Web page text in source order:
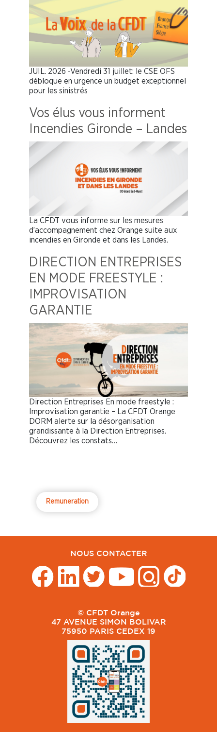
JUIL. 2026 -Vendredi 31 juillet: le CSE OFS
débloque en urgence un budget exceptionnel
pour les sinistrés
Vos élus vous informent
Incendies Gironde – Landes
La CFDT vous informe sur les mesures
d’accompagnement chez Orange suite aux
incendies en Gironde et dans les Landes.
DIRECTION ENTREPRISES
EN MODE FREESTYLE :
IMPROVISATION
GARANTIE
Direction Entreprises En mode freestyle :
Improvisation garantie – La CFDT Orange
DORM alerte sur la désorganisation
grandissante à la Direction Entreprises.
Découvrez les constats…
Remuneration
NOUS CONTACTER
© CFDT Orange
47 AVENUE SIMON BOLIVAR
75950 PARIS CEDEX 19